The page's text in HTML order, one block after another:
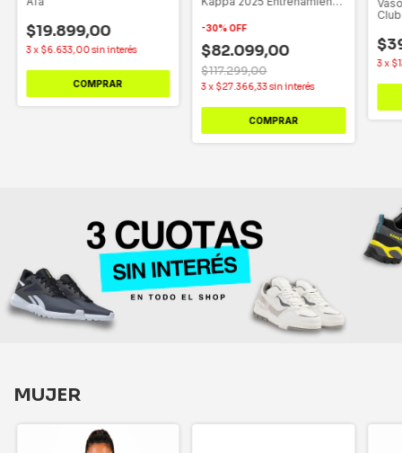
$19.899,00
3x $6.633,00sin interés
-30%OFF
$82.099,00
$117.299,00
3x $27.366,33sin interés
COMPRAR
Club
3x
MUJER